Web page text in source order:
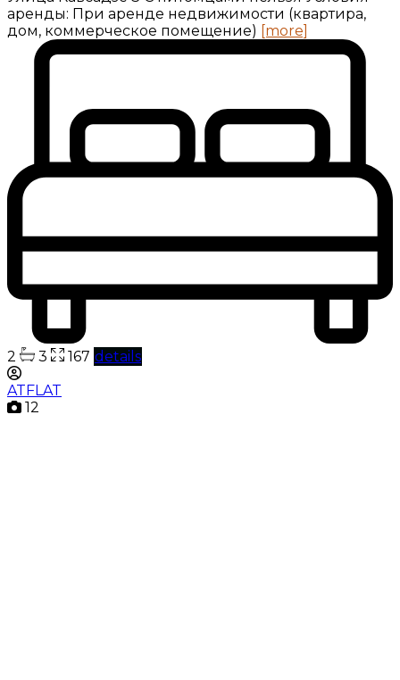
аренды: При аренде недвижимости (квартира,
дом, коммерческое помещение) [more]
2 3 167 details
ATFLAT
12